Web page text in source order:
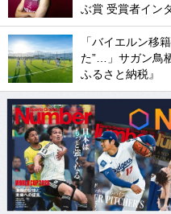
ぶ賞 受賞者イン
「バイエルン移
た”…」サガン鳥
ふるさと納税』